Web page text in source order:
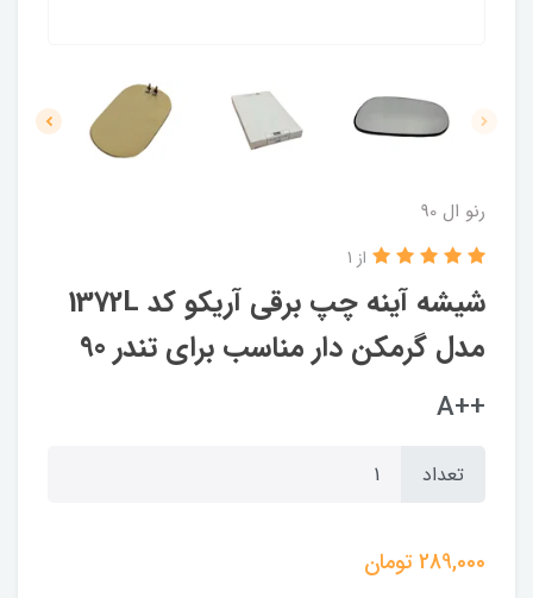
رنو ال 90
شیشه آینه چپ برقی آریکو کد 1372L
مدل گرمکن دار مناسب برای تندر 90
از 1
++A
تعداد
289,000تومان